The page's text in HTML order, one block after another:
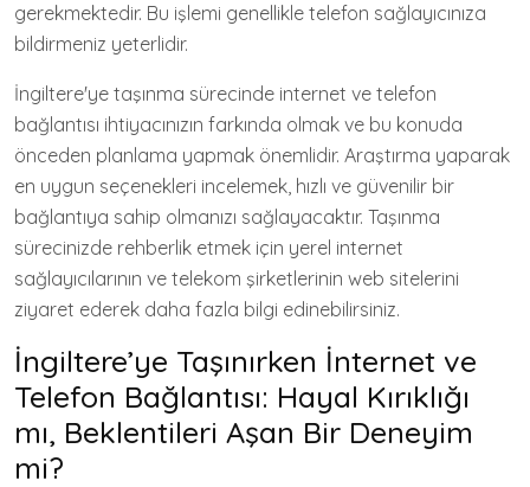
gerekmektedir. Bu işlemi genellikle telefon sağlayıcınıza
bildirmeniz yeterlidir.
İngiltere'ye taşınma sürecinde internet ve telefon
bağlantısı ihtiyacınızın farkında olmak ve bu konuda
önceden planlama yapmak önemlidir. Araştırma yaparak
en uygun seçenekleri incelemek, hızlı ve güvenilir bir
bağlantıya sahip olmanızı sağlayacaktır. Taşınma
sürecinizde rehberlik etmek için yerel internet
sağlayıcılarının ve telekom şirketlerinin web sitelerini
ziyaret ederek daha fazla bilgi edinebilirsiniz.
İngiltere’ye Taşınırken İnternet ve
Telefon Bağlantısı: Hayal Kırıklığı
mı, Beklentileri Aşan Bir Deneyim
mi?